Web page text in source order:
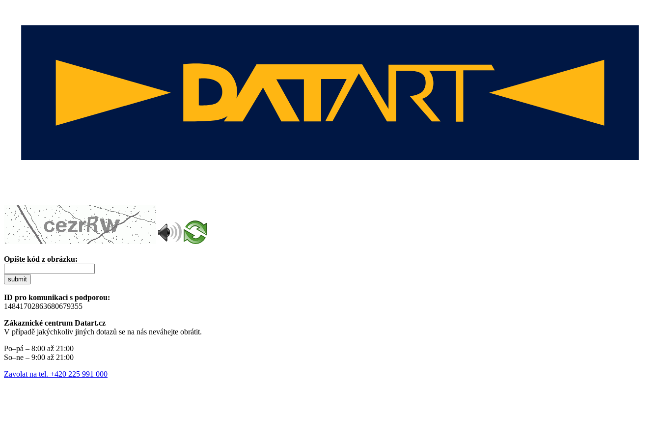
Opište kód z obrázku:
submit
ID pro komunikaci s podporou:
14841702863680679355
Zákaznické centrum Datart.cz
V případě jakýchkoliv jiných dotazů se na nás neváhejte obrátit.
Po–pá – 8:00 až 21:00
So–ne – 9:00 až 21:00
Zavolat na tel. +420 225 991 000